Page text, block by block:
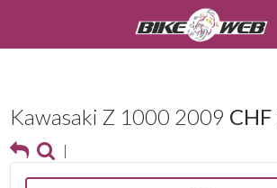
Kawasaki Z 1000 2009
|